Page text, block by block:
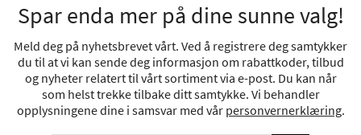
Spar enda mer på dine sunne valg!
Meld deg på nyhetsbrevet vårt. Ved å registrere deg samtykker
du til at vi kan sende deg informasjon om rabattkoder, tilbud
og nyheter relatert til vårt sortiment via e-post. Du kan når
som helst trekke tilbake ditt samtykke. Vi behandler
opplysningene dine i samsvar med vår personvernerklæring.